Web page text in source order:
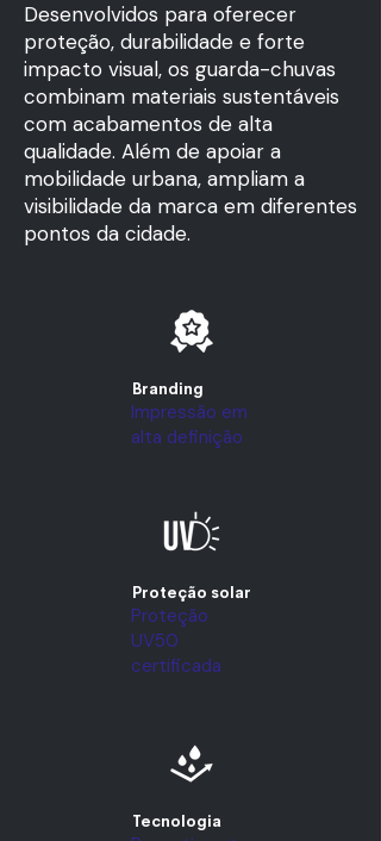
Desenvolvidos para oferecer
proteção, durabilidade e forte
impacto visual, os guarda-chuvas
combinam materiais sustentáveis
com acabamentos de alta
qualidade. Além de apoiar a
mobilidade urbana, ampliam a
visibilidade da marca em diferentes
pontos da cidade.
Branding
Impressão em
alta definição
Proteção solar
Proteção
UV50
certificada
Tecnologia